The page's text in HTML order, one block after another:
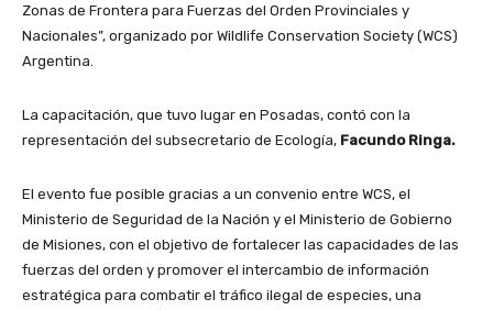
Zonas de Frontera para Fuerzas del Orden Provinciales y
Nacionales”, organizado por Wildlife Conservation Society (WCS)
Argentina.
La capacitación, que tuvo lugar en Posadas, contó con la
representación del subsecretario de Ecología, Facundo Ringa.
El evento fue posible gracias a un convenio entre WCS, el
Ministerio de Seguridad de la Nación y el Ministerio de Gobierno
de Misiones, con el objetivo de fortalecer las capacidades de las
fuerzas del orden y promover el intercambio de información
estratégica para combatir el tráfico ilegal de especies, una